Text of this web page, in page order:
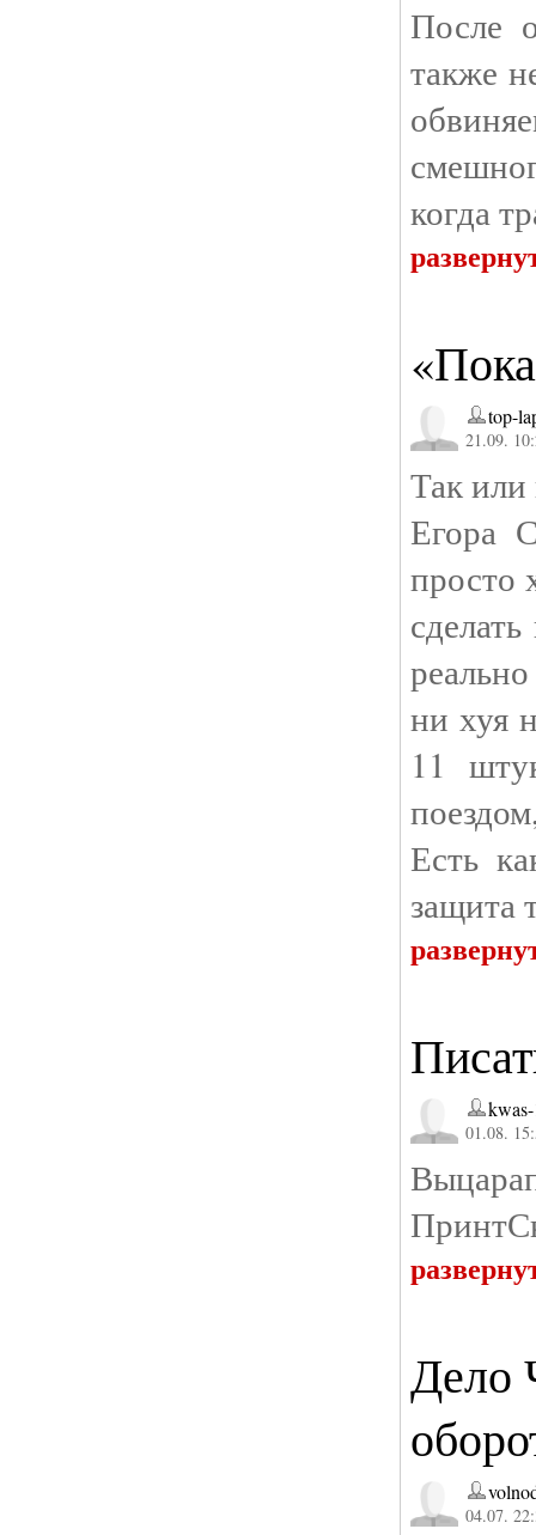
После
также
когда
top-
21.09.
Так
Егора
просто
ни хуя
11
Есть
защита
01.08.
Дело
04.07.